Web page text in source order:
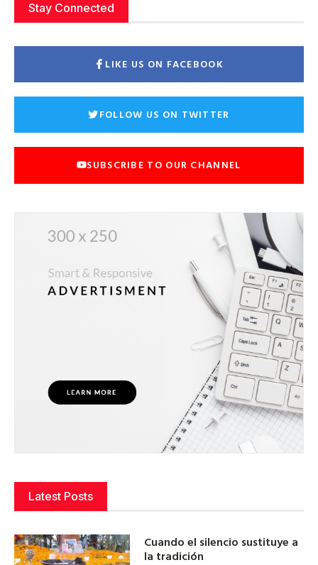
Stay Connected
LIKE US ON FACEBOOK
FOLLOW US ON TWITTER
SUBSCRIBE TO OUR CHANNEL
Latest Posts
Cuando el silencio sustituye a
la tradición